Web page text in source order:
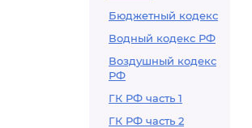
Бюджетный кодекс
Водный кодекс РФ
Воздушный кодекс
РФ
ГК РФ часть 1
ГК РФ часть 2